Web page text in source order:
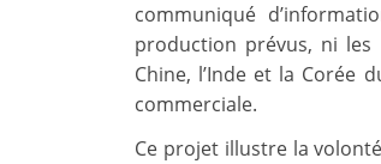
communiqué
production prévus, ni
Chine, l’Inde et la Corée
commerciale.
Ce projet illustre la